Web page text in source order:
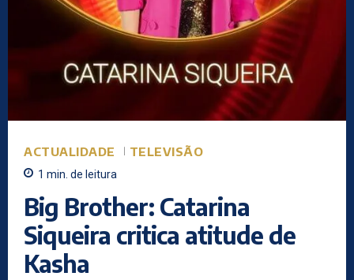
ACTUALIDADE TELEVISÃO
1 min. de leitura
Big Brother: Catarina
Siqueira critica atitude de
Kasha